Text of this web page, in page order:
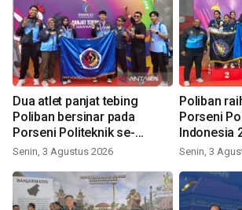
Dua atlet panjat tebing
Poliban bersinar pada
Porseni Politeknik se-
Indonesia 2026
Senin, 3 Agustus 2026
Poliban
Porseni
Indonesia
Senin, 3